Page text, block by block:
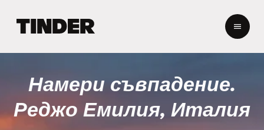
r
а
Намери съвпадение.
Реджо Емилия, Италия